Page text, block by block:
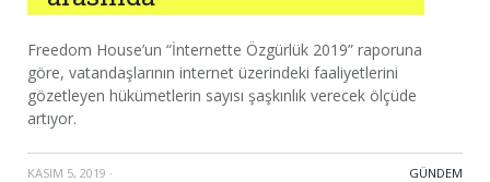
Freedom House’un “İnternette Özgürlük 2019” raporuna
göre, vatandaşlarının internet üzerindeki faaliyetlerini
gözetleyen hükümetlerin sayısı şaşkınlık verecek ölçüde
artıyor.
KASIM 5, 2019 · GÜNDEM